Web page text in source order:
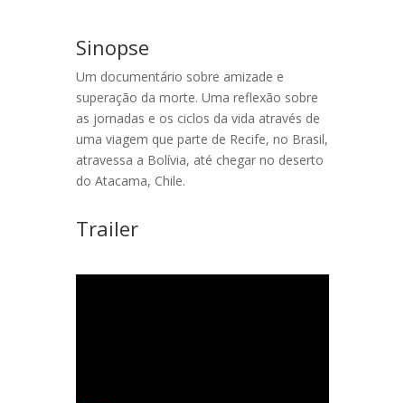
Sinopse
Um documentário sobre amizade e
superação da morte. Uma reflexão sobre
as jornadas e os ciclos da vida através de
uma viagem que parte de Recife, no Brasil,
atravessa a Bolívia, até chegar no deserto
do Atacama, Chile.
Trailer